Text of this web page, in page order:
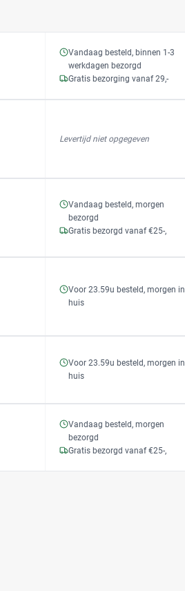
Vandaag besteld, binnen 1-3
werkdagen bezorgd
Gratis bezorging vanaf 29,-
Levertijd niet opgegeven
Vandaag besteld, morgen
bezorgd
Gratis bezorgd vanaf €25-,
Voor 23.59u besteld, morgen in
huis
Voor 23.59u besteld, morgen in
huis
Vandaag besteld, morgen
bezorgd
Gratis bezorgd vanaf €25-,